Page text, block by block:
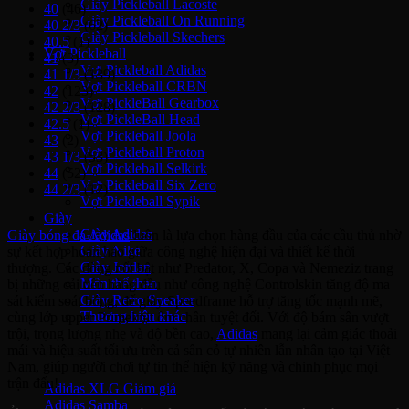
Giày Pickleball Lacoste
Giày Pickleball On Running
Giày Pickleball Skechers
Vợt Pickleball
Vợt Pickleball Adidas
Vợt Pickleball CRBN
Vợt PickleBall Gearbox
Vợt PickleBall Head
Vợt Pickleball Joola
Vợt Pickleball Proton
Vợt Pickleball Selkirk
Vợt Pickleball Six Zero
Vợt Pickleball Sypik
Giày
Giày Adidas
Giày Nike
Giày Jordan
Môn thể thao
Giày Retro Sneaker
Thương hiệu khác
Adidas XLG
Adidas Samba
40
(46)
40 2/3 (62)
40.5
(1)
41 (3)
41 1/3 (139)
42
(123)
42 2/3 (128)
42.5
(1)
43
43 1/3 (53)
44
(52)
44 2/3 (12)
Giày bóng đá Adidasluôn là lựa chọn hàng đầu của các cầu thủ nhờ
sự kết hợp hoàn hảo giữa công nghệ hiện đại và thiết kế thời
thượng. Các dòng nổi bật như Predator, X, Copa và Nemeziz trang
bị những cải tiến hàng đầu như công nghệ Controlskin tăng độ ma
sát kiểm soát bóng, đế giày Speedframe hỗ trợ tăng tốc mạnh mẽ,
cùng lớp upper Primeknit ôm chân tuyệt đối. Với độ bám sân vượt
Adidas
trận đấu!